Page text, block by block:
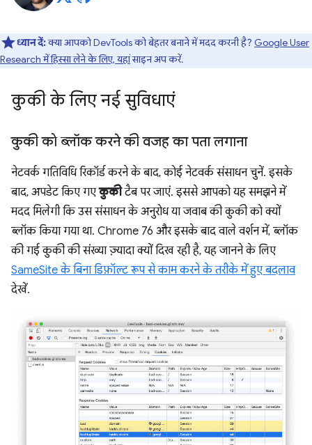
ध्यान दें:क्या आपको DevTools को बेहतर बनाने में मदद करनी है? Google User
Research में हिस्सा लेने के लिए, यहांसाइन अप करें.
कुकी के लिए नई सुविधाएं
कुकी को ब्लॉक करने की वजह का पता लगाना
नेटवर्क गतिविधि रिकॉर्ड करने के बाद, कोई नेटवर्क संसाधन चुनें. इसके
बाद, अपडेट किए गएकुकीटैब पर जाएं. इससे आपको यह समझने में
मदद मिलेगी कि उस संसाधन के अनुरोध या जवाब की कुकी को क्यों
ब्लॉक किया गया था. Chrome 76 और इसके बाद वाले वर्शन में, ब्लॉक
की गई कुकी की संख्या ज़्यादा क्यों दिख रही है, यह जानने के लिए
SameSite के बिना डिफ़ॉल्ट रूप से काम करने के तरीके में हुए बदलाव
देखें.